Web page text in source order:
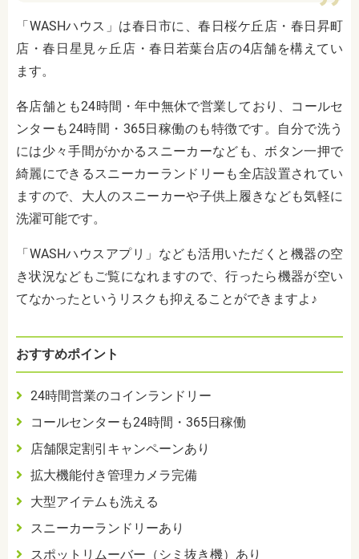
「WASHハウス」は春日市に、春日桜ケ丘店・春日昇町
店・春日星見ヶ丘店・春日若葉台店の4店舗を構えてい
ます。
各店舗とも24時間・年中無休で営業しており、コールセ
ンターも24時間・365日稼働のも特徴です。自分で洗う
には少々手間がかかるスニーカーなども、ボタン一押で
綺麗にできるスニーカーランドリーも全店設置されてい
ますので、大人のスニーカーや子供上履きなども気軽に
洗濯可能です。
「WASHハウスアプリ」なども活用いただくと機器の空
き状況などもご覧になれますので、行ったら機器が空い
てなかったというリスクも抑えることができますよ♪
おすすめポイント
24時間営業のコインランドリー
コールセンターも24時間・365日稼働
店舗限定割引キャンペーンあり
拡大機能付き管理カメラ完備
大型アイテムも洗える
スニーカーランドリーあり
スポットリムーバー（シミ抜き機）あり